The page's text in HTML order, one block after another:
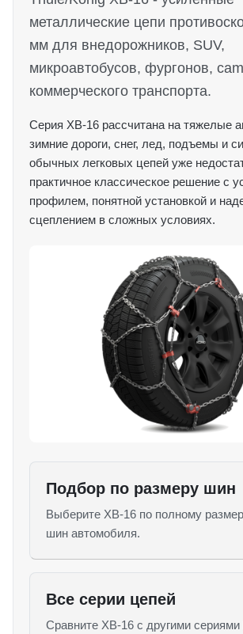
металлические цепи
мм для внедорожников, SUV,
микроавтобусов, фургонов,
коммерческого транспорта.
Серия XB-16 рассчитана на тяжелые
зимние дороги, снег, лед, подъемы и
обычных легковых цепей уже
практичное классическое решение с
профилем, понятной установкой и
сцеплением в сложных условиях.
Подбор по размеру шин
Выберите XB-16 по полному
шин автомобиля.
Все серии цепей
Сравните XB-16 с другими сериями